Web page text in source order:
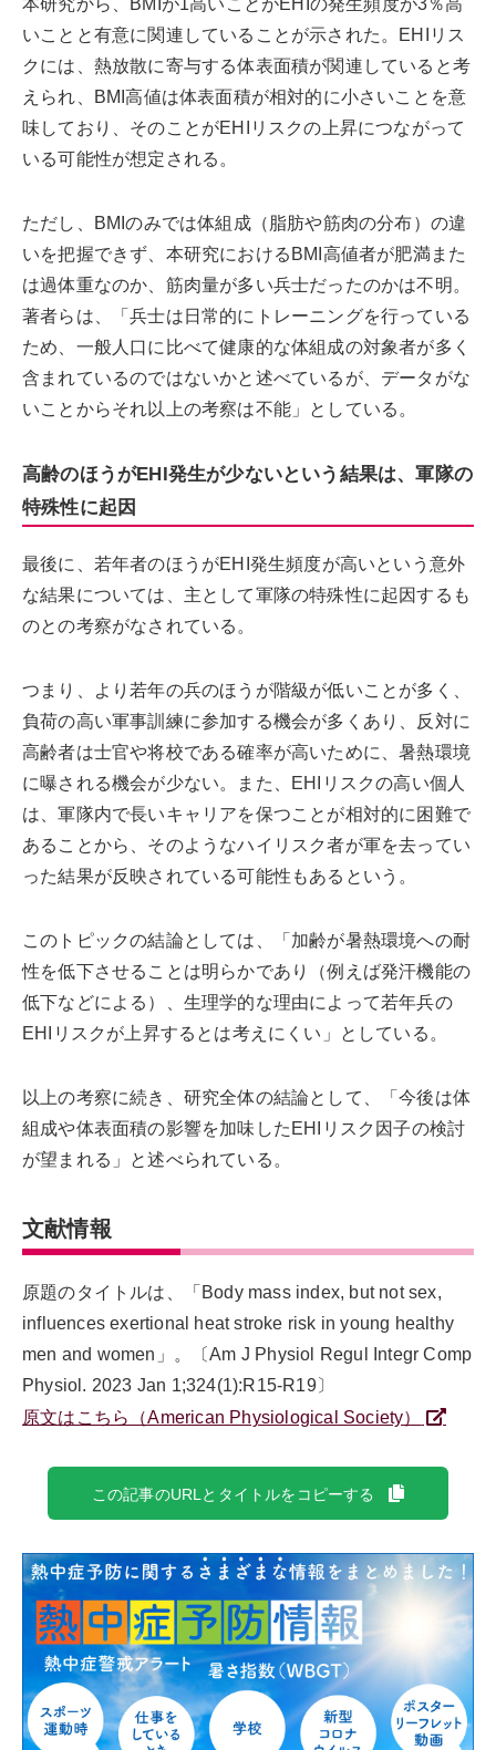
いことと有意に関連していることが示された。EHIリス
クには、熱放散に寄与する体表面積が関連していると考
えられ、BMI高値は体表面積が相対的に小さいことを意
味しており、そのことがEHIリスクの上昇につながって
いる可能性が想定される。
ただし、BMIのみでは体組成（脂肪や筋肉の分布）の違
いを把握できず、本研究におけるBMI高値者が肥満また
は過体重なのか、筋肉量が多い兵士だったのかは不明。
著者らは、「兵士は日常的にトレーニングを行っている
ため、一般人口に比べて健康的な体組成の対象者が多く
含まれているのではないかと述べているが、データがな
いことからそれ以上の考察は不能」としている。
高齢のほうがEHI発生が少ないという結果は、軍隊の
特殊性に起因
最後に、若年者のほうがEHI発生頻度が高いという意外
な結果については、主として軍隊の特殊性に起因するも
のとの考察がなされている。
つまり、より若年の兵のほうが階級が低いことが多く、
負荷の高い軍事訓練に参加する機会が多くあり、反対に
高齢者は士官や将校である確率が高いために、暑熱環境
に曝される機会が少ない。また、EHIリスクの高い個人
は、軍隊内で長いキャリアを保つことが相対的に困難で
あることから、そのようなハイリスク者が軍を去ってい
った結果が反映されている可能性もあるという。
このトピックの結論としては、「加齢が暑熱環境への耐
性を低下させることは明らかであり（例えば発汗機能の
低下などによる）、生理学的な理由によって若年兵の
EHIリスクが上昇するとは考えにくい」としている。
以上の考察に続き、研究全体の結論として、「今後は体
組成や体表面積の影響を加味したEHIリスク因子の検討
が望まれる」と述べられている。
文献情報
原題のタイトルは、「Body mass index, but not sex,
influences exertional heat stroke risk in young healthy
men and women」。〔Am J Physiol Regul Integr Comp
Physiol. 2023 Jan 1;324(1):R15-R19〕
原文はこちら（American Physiological Society）
この記事のURLとタイトルをコピーする